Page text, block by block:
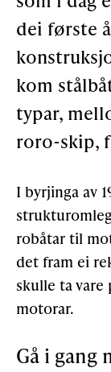
dei første
kom
typar,
roro-skip,
I byrjinga av
robåtar til
det fram ei
skulle ta vare
motorar.
Gå i gang